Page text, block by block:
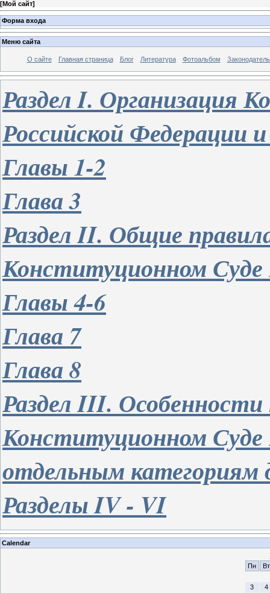
[Мой сайт]
Форма входа
Меню сайта
О сайте Главная страница Блог Литература Фотоальбом
РазделI. Организация
Российской Федерации
Главы 1-2
Глава 3
РазделII. Общие
Конституционном Суде
Главы 4-6
Глава 7
Глава 8
РазделIII. Особенности
Конституционном Суде
отдельным категориям
РазделыIV- VI
Calendar
Пн
Вт
3
4